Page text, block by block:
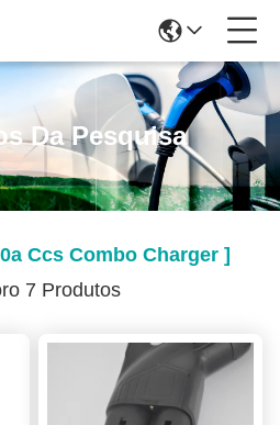
Da Pesquisa
Ccs Combo Charger ]
7 Produtos